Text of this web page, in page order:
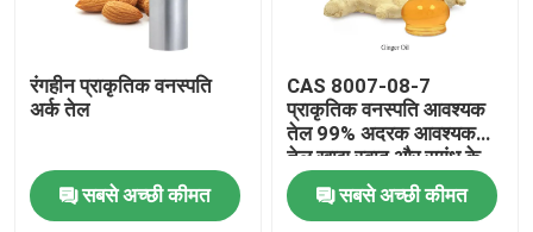
रंगहीन प्राकृतिक वनस्पति
अर्क तेल
सबसे अच्छी कीमत
CAS 8007-08-7
प्राकृतिक वनस्पति आवश्यक
तेल 99% अदरक आवश्यक
तेल खाद्य स्वाद और सुगंध के
लिए
सबसे अच्छी कीमत